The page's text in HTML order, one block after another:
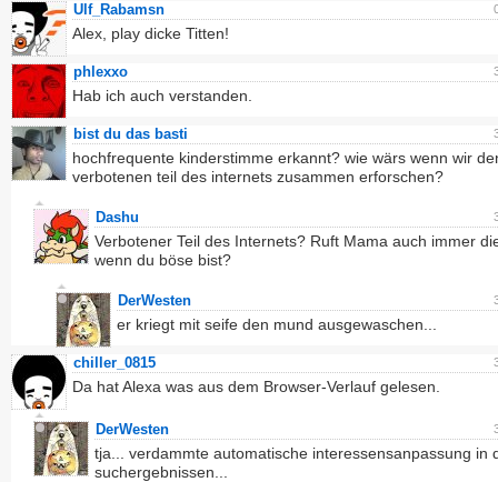
Ulf_Rabamsn
Alex, play dicke Titten!
phlexxo
Hab ich auch verstanden.
bist du das basti
hochfrequente kinderstimme erkannt? wie wärs wenn wir
verbotenen teil des internets zusammen erforschen?
Dashu
Verbotener Teil des Internets? Ruft Mama auch immer
wenn du böse bist?
DerWesten
er kriegt mit seife den mund ausgewaschen...
chiller_0815
Da hat Alexa was aus dem Browser-Verlauf gelesen.
DerWesten
tja... verdammte automatische interessensanpassung in
suchergebnissen...